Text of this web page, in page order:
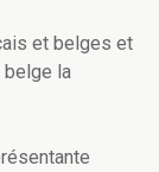
et belges et
belge la